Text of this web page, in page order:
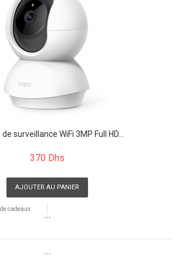
surveillance WiFi 3MP Full HD...
370 Dhs
AJOUTER AU PANIER
cadeaux
```
```